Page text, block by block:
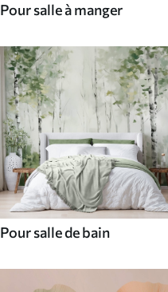
Pour salle à manger
Pour salle de bain